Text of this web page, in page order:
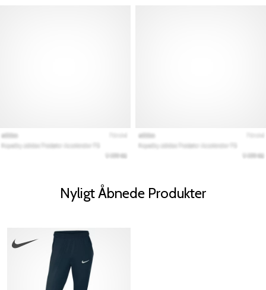
Nyligt Åbnede Produkter